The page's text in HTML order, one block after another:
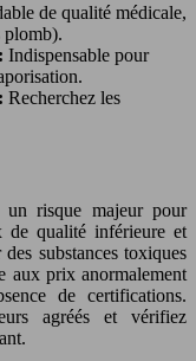
de qualité médicale,
plomb).
Indispensable pour
Recherchez les
un risque majeur pour
de qualité inférieure et
substances toxiques
aux prix anormalement
de certifications.
agréés et vérifiez